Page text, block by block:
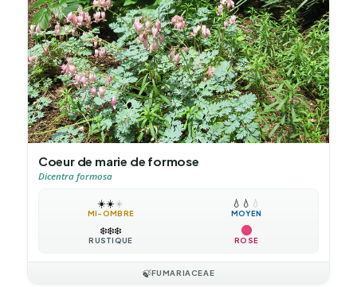
Coeur de marie de formose
Dicentra formosa
☀️☀️☀️
MI-OMBRE
💧 💧 💧
MOYEN
❄️❄️❄️
RUSTIQUE ROSE
🍃FUMARIACEAE